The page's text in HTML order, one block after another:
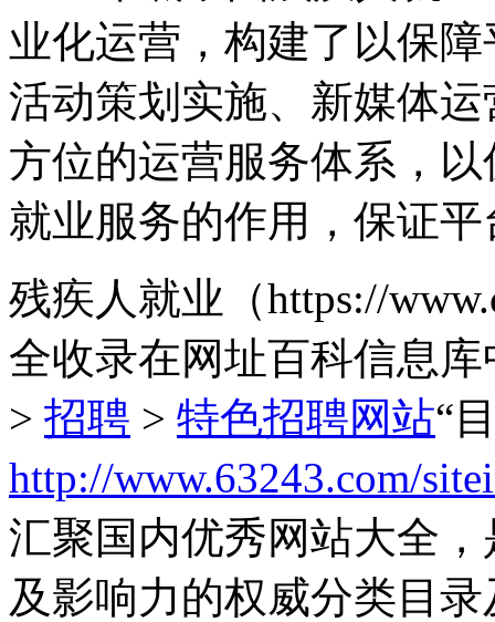
业化运营，构建了以保
活动策划实施、新媒体
方位的运营服务体系，
就业服务的作用，保证
残疾人就业（https://
全收录在网址百科信息
> 招聘 > 特色招聘网站“
http://www.63243.com/
汇聚国内优秀网站大全
及影响力的权威分类目